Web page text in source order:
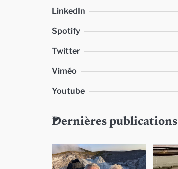
LinkedIn
Spotify
Twitter
Viméo
Youtube
Dernières publications